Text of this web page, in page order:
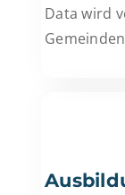
Data wird